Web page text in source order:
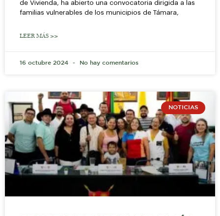
de Vivienda, ha abierto una convocatoria dirigida a las
familias vulnerables de los municipios de Támara,
LEER MÁS >>
16 octubre 2024 No hay comentarios
NOTICIAS